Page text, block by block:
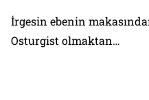
İrgesin ebenin
Osturgist olmaktan…